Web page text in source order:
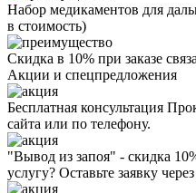
Набор медикаментов для
в стоимость)
Скидка в 10% при заказе
Акции и спецпредложения
Бесплатная консультация
сайта или по телефону.
"Вывод из запоя" - скидка
услугу? Оставьте заявку